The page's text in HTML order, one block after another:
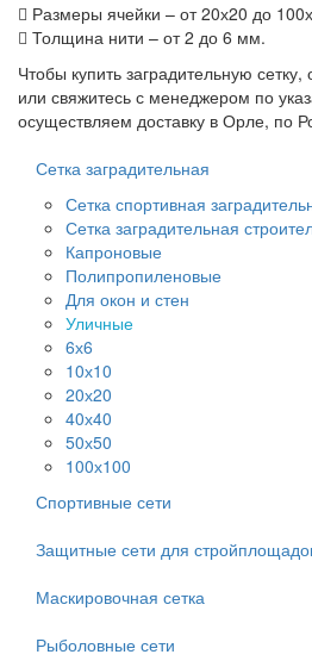
Размеры ячейки – от 20х20 до
Толщина нити – от 2 до 6 мм.
Чтобы купить заградительную сетку,
или свяжитесь с менеджером по
осуществляем доставку в Орле, по
Сетка заградительная
Сетка спортивная
Сетка заградительная
Капроновые
Полипропиленовые
Для окон и стен
Уличные
6х6
10х10
20х20
40х40
50х50
100х100
Спортивные сети
Защитные сети для
Маскировочная сетка
Рыболовные сети